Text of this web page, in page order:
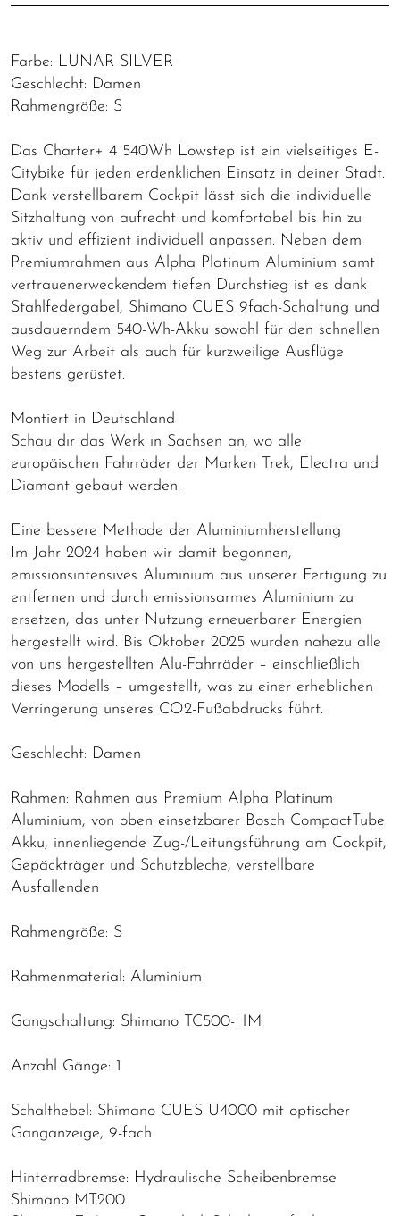
Farbe: LUNAR SILVER
Geschlecht: Damen
Rahmengröße: S
Das Charter+ 4 540Wh Lowstep ist ein vielseitiges E-
Citybike für jeden erdenklichen Einsatz in deiner Stadt.
Dank verstellbarem Cockpit lässt sich die individuelle
Sitzhaltung von aufrecht und komfortabel bis hin zu
aktiv und effizient individuell anpassen. Neben dem
Premiumrahmen aus Alpha Platinum Aluminium samt
vertrauenerweckendem tiefen Durchstieg ist es dank
Stahlfedergabel, Shimano CUES 9fach-Schaltung und
ausdauerndem 540-Wh-Akku sowohl für den schnellen
Weg zur Arbeit als auch für kurzweilige Ausflüge
bestens gerüstet.
Montiert in Deutschland
Schau dir das Werk in Sachsen an, wo alle
europäischen Fahrräder der Marken Trek, Electra und
Diamant gebaut werden.
Eine bessere Methode der Aluminiumherstellung
Im Jahr 2024 haben wir damit begonnen,
emissionsintensives Aluminium aus unserer Fertigung zu
entfernen und durch emissionsarmes Aluminium zu
ersetzen, das unter Nutzung erneuerbarer Energien
hergestellt wird. Bis Oktober 2025 wurden nahezu alle
von uns hergestellten Alu-Fahrräder – einschließlich
dieses Modells – umgestellt, was zu einer erheblichen
Verringerung unseres CO2-Fußabdrucks führt.
Geschlecht: Damen
Rahmen: Rahmen aus Premium Alpha Platinum
Aluminium, von oben einsetzbarer Bosch CompactTube
Akku, innenliegende Zug-/Leitungsführung am Cockpit,
Gepäckträger und Schutzbleche, verstellbare
Ausfallenden
Rahmengröße: S
Rahmenmaterial: Aluminium
Gangschaltung: Shimano TC500-HM
Anzahl Gänge: 1
Schalthebel: Shimano CUES U4000 mit optischer
Ganganzeige, 9-fach
Hinterradbremse: Hydraulische Scheibenbremse
Shimano MT200